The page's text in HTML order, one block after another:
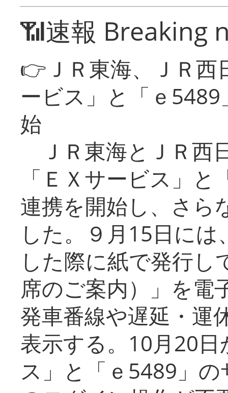
📶速報 Breaking
👉ＪＲ東海、ＪＲ
ービス」と「ｅ
始
ＪＲ東海とＪＲ西
「ＥＸサービス」
連携を開始し、さら
した。９月15日に
した際に紙で発行し
席のご案内）」を電
発車番線や遅延・運
表示する。10月20
ス」と「ｅ5489」